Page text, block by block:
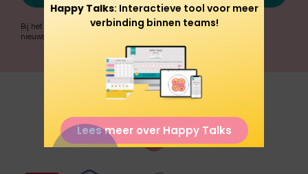
Bij het invullen van jouw e-mailadres schrijven wij je in voor onze
nieuwsbrief
Happy Talks: Interactieve tool voor meer
verbinding binnen teams!
Lees meer over Happy Talks